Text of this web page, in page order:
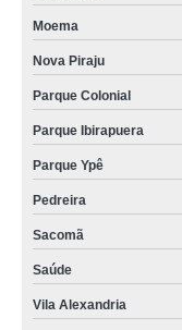
Moema
Nova Piraju
Parque Colonial
Parque Ibirapuera
Parque Ypê
Pedreira
Sacomã
Saúde
Vila Alexandria